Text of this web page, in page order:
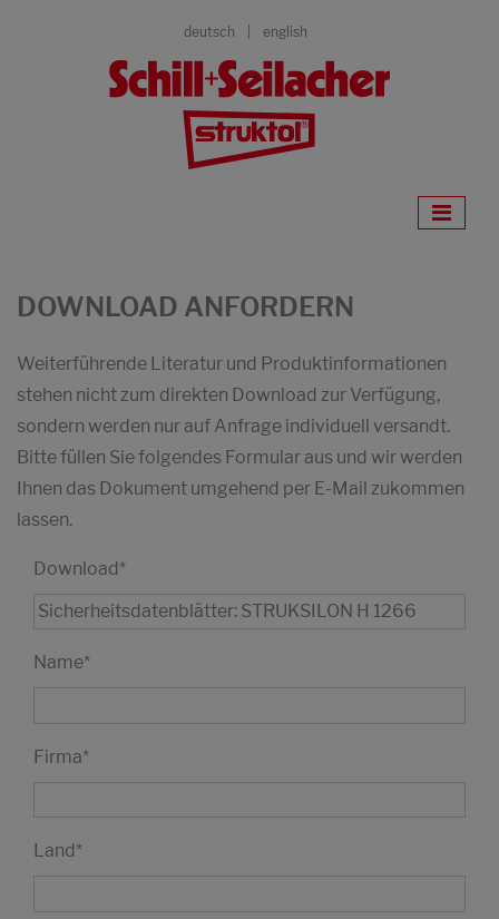
deutsch english
DOWNLOAD ANFORDERN
Weiterführende Literatur und Produktinformationen
stehen nicht zum direkten Download zur Verfügung,
sondern werden nur auf Anfrage individuell versandt.
Bitte füllen Sie folgendes Formular aus und wir werden
Ihnen das Dokument umgehend per E-Mail zukommen
lassen.
Download*
Name*
Firma*
Land*